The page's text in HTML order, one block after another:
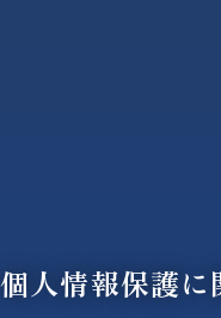
個人情報保護